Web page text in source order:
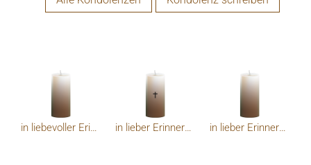
in liebevoller Erinnerung... in lieber Erinnerung in lieber Erinnerung